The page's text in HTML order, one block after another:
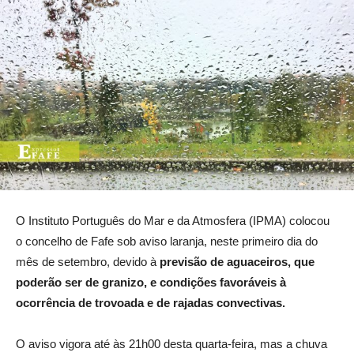
O Instituto Português do Mar e da Atmosfera (IPMA) colocou
o concelho de Fafe sob aviso laranja, neste primeiro dia do
mês de setembro, devido à previsão de aguaceiros, que
poderão ser de granizo, e condições favoráveis à
ocorrência de trovoada e de rajadas convectivas.
O aviso vigora até às 21h00 desta quarta-feira, mas a chuva